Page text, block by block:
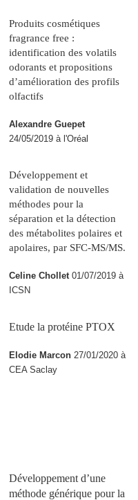
Produits cosmétiques
fragrance free :
identification des volatils
odorants et propositions
d’amélioration des profils
olfactifs
Alexandre Guepet
24/05/2019 à l'Oréal
Développement et
validation de nouvelles
méthodes pour la
séparation et la détection
des métabolites polaires et
apolaires, par SFC-MS/MS.
Celine Chollet01/07/2019 à
ICSN
Etude la protéine PTOX
Elodie Marcon 27/01/2020 à
CEA Saclay
Développement d’une
méthode générique pour la